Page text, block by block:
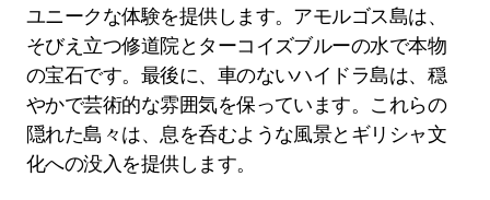
ユニークな体験を提供します。アモルゴス島は、
そびえ立つ修道院とターコイズブルーの水で本物
の宝石です。最後に、車のないハイドラ島は、穏
やかで芸術的な雰囲気を保っています。これらの
隠れた島々は、息を呑むような風景とギリシャ文
化への没入を提供します。